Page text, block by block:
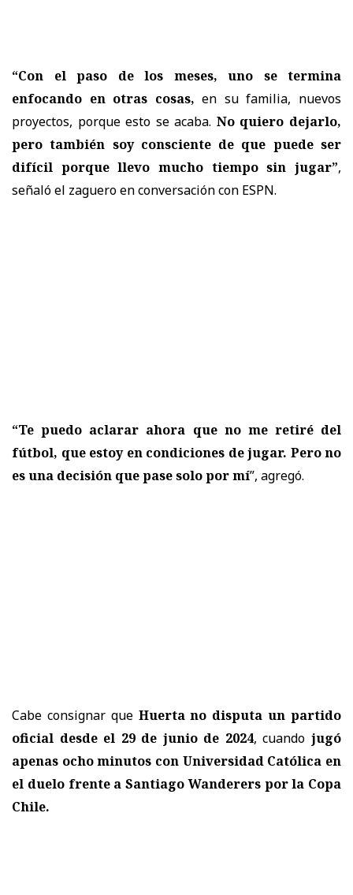
“Con el paso de los meses, uno se termina
enfocando en otras cosas, en su familia, nuevos
proyectos, porque esto se acaba. No quiero dejarlo,
pero también soy consciente de que puede ser
difícil porque llevo mucho tiempo sin jugar”,
señaló el zaguero en conversación con ESPN.
“Te puedo aclarar ahora que no me retiré del
fútbol, que estoy en condiciones de jugar. Pero no
es una decisión que pase solo por mí”, agregó.
Cabe consignar que Huerta no disputa un partido
oficial desde el 29 de junio de 2024, cuandojugó
apenas ocho minutos con Universidad Católica en
el duelo frente a Santiago Wandererspor la Copa
Chile.